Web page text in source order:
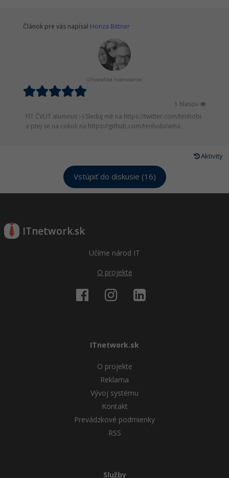
Článok pre vás napísal Honza Bittner
Užívateľské hodnotenie:
1 hlasov
FIT ČVUT alumnus :-) Sleduj mě na https://twitter.com/tenhobi
a ptej se na cokoli na https://github.com/tenhobi/ama.
Aktivity
Vstúpiť do diskusie (16)
ITnetwork.sk
Učíme národ IT
O projekte
ITnetwork.sk
O projekte
Reklama
Vývoj systému
Kontakt
Prevádzkové podmienky
RSS
Služby